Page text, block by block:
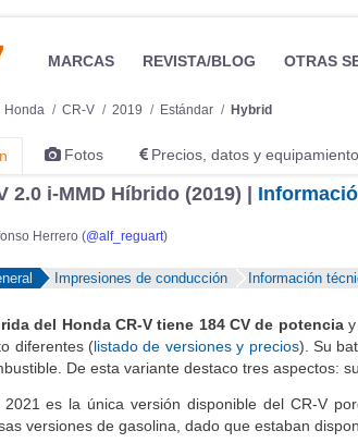
MARCAS REVISTA/BLOG OTRAS
Honda CR-V 2019 Estándar Hybrid
Fotos Precios, datos y
2.0­ i­-MMD Híbrido (2019) |
Herrero (@alf_reguart)
Impresiones de conducción Información
del Honda CR-V tiene 184 CV de potenciay
diferentes (listado de versiones y precios). Su
De esta variante destaco tres aspectos: su
es la única versión disponible del CR-V
versiones de gasolina, dado que estaban